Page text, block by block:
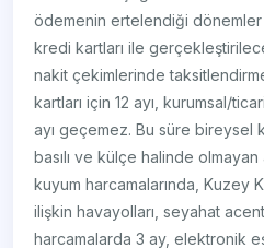
ödemenin ertelendiği
kredi kartları ile
nakit çekimlerinde
kartları için 12 ayı, kurumsal/
ayı geçemez. Bu süre bireysel
basılı ve külçe halinde olmayan
kuyum harcamalarında, Kuzey
ilişkin havayolları, seyahat
harcamalarda 3 ay, elektronik